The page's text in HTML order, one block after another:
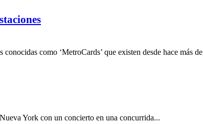
como ‘MetroCards’ que existen desde hace más
York con un concierto en una concurrida...